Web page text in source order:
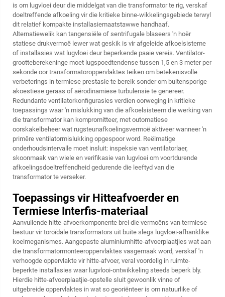
is om lugvloei deur die middelgat van die transformator te rig, verskaf
doeltreffende afkoeling vir die kritieke binne-wikkelingsgebiede terwyl
dit relatief kompakte installasiemaatstawwe handhaaf.
Alternatiewelik kan tangensiële of sentrifugale blaseers 'n hoër
statiese drukvermoë lewer wat geskik is vir afgeleide afkoelsisteme
of installasies wat lugvloei deur beperkende paaie vereis. Ventilator-
grootteberekeninge moet lugspoedtendense tussen 1,5 en 3 meter per
sekonde oor transformatoroppervlaktes teiken om betekenisvolle
verbeterings in termiese prestasie te bereik sonder om buitensporige
akoestiese geraas of aërodinamiese turbulensie te genereer.
Redundante ventilatorkonfigurasies verdien oorweging in kritieke
toepassings waar 'n mislukking van die afkoelsisteem die werking van
die transformator kan kompromitteer, met outomatiese
oorskakelbeheer wat rugsteunafkoelingsvermoë aktiveer wanneer 'n
primêre ventilatormislukking opgespoor word. Reëlmatige
onderhoudsintervalle moet insluit: inspeksie van ventilatorlaer,
skoonmaak van wiele en verifikasie van lugvloei om voortdurende
afkoelingsdoeltreffendheid gedurende die leeftyd van die
transformator te verseker.
Toepassings vir Hitteafvoerder en
Termiese Interfis-materiaal
Aanvullende hitte-afvoerkomponente brei die vermoëns van termiese
bestuur vir toroïdale transformators uit buite slegs lugvloei-afhanklike
koelmeganismes. Aangepaste aluminiumhitte-afvoerplaatjies wat aan
die transformatormonteeroppervlaktes vasgemaak word, verskaf 'n
verhoogde oppervlakte vir hitte-afvoer, veral voordelig in ruimte-
beperkte installasies waar lugvlooi-ontwikkeling steeds beperk bly.
Hierdie hitte-afvoerplaatjie-opstelle sluit gewoonlik vinne of
uitgebreide oppervlaktes in wat so georiënteer is om natuurlike of